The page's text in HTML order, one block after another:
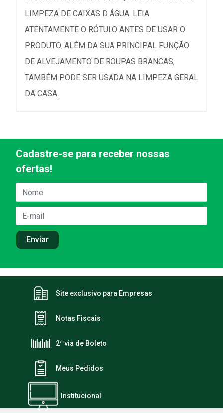
LIMPEZA DE CAIXAS D ÁGUA. LEIA
ATENTAMENTE O RÓTULO ANTES DE USAR O
PRODUTO. ALÉM DA SUA PRINCIPAL FUNÇÃO
DE ALVEJAMENTO DE ROUPAS BRANCAS,
TAMBÉM PODE SER USADA NA LIMPEZA GERAL
DA CASA.
Cadastre-se para receber nossas
ofertas!
Site exclusivo para Empresas
Notas Fiscais
2ª via de Boleto
Meus Pedidos
Institucional